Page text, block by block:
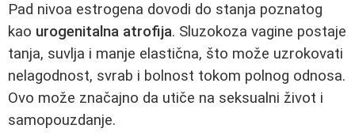
Pad nivoa estrogena dovodi do stanja poznatog
kao urogenitalna atrofija. Sluzokoza vagine postaje
tanja, suvlja i manje elastična, što može uzrokovati
nelagodnost, svrab i bolnost tokom polnog odnosa.
Ovo može značajno da utiče na seksualni život i
samopouzdanje.